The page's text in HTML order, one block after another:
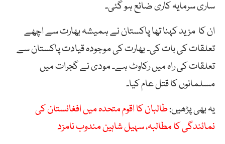
ساری سرمایہ کاری ضائع ہو گئی۔
ان کا مزید کہنا تھا پاکستان نے ہمیشہ بھارت سے اچھے
تعلقات کی بات کی۔ بھارت کی موجودہ قیادت پاکستان سے
تعلقات کی راہ میں رکاوٹ ہے۔ مودی نے گجرات میں
مسلمانوں کا قتل عام کیا۔
یہ بھی پڑھیں:طالبان کا اقوم متحدہ میں افغانستان کی
نمائندگی کا مطالبہ، سہیل شاہین مندوب نامزد